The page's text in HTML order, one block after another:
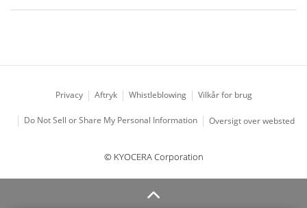
Privacy Aftryk Whistleblowing Vilkår for brug
Do Not Sell or Share My Personal Information Oversigt over websted
© KYOCERA Corporation